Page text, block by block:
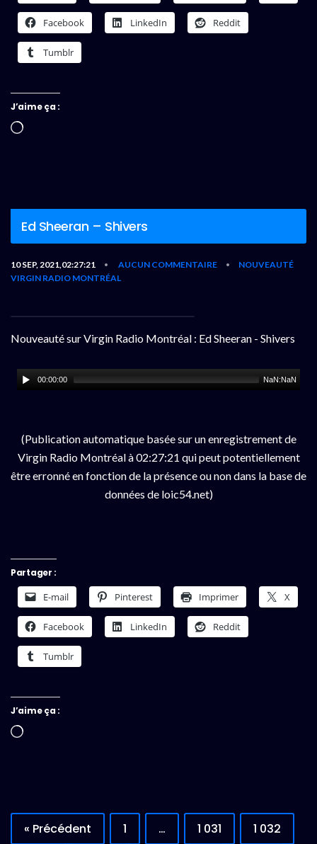
Facebook LinkedIn Reddit
Tumblr
J’aime ça :
Chargement…
Ed Sheeran – Shivers
10 SEP, 2021,02:27:21 • AUCUN COMMENTAIRE •
NOUVEAUTÉ
VIRGIN RADIO MONTRÉAL
Nouveauté sur Virgin Radio Montréal : Ed Sheeran - Shivers
00:00:00 NaN:NaN
(Publication automatique basée sur un enregistrement de
Virgin Radio Montréal à 02:27:21 qui peut potentiellement
être erronné en fonction de la présence ou non dans la base de
données de loic54.net)
Partager :
E-mail Pinterest Imprimer X
Facebook LinkedIn Reddit
Tumblr
J’aime ça :
Chargement…
« Précédent 1 … 1 031
1 032